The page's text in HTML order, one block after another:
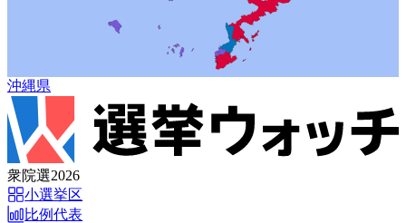
沖縄県
衆院選2026
小選挙区
比例代表